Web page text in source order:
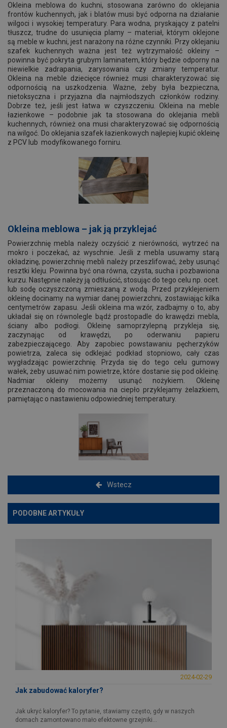
Okleina meblowa do kuchni, stosowana zarówno do oklejania
frontów kuchennych, jak i blatów musi być odporna na działanie
wilgoci i wysokiej temperatury. Para wodna, pryskający z patelni
tłuszcz, trudne do usunięcia plamy – materiał, którym oklejone
są meble w kuchni, jest narażony na różne czynniki. Przy oklejaniu
szafek kuchennych ważna jest też wytrzymałość okleiny –
powinna być pokryta grubym laminatem, który będzie odporny na
niewielkie zadrapania, zarysowania czy zmiany temperatur.
Okleina na meble dziecięce również musi charakteryzować się
odpornością na uszkodzenia. Ważne, żeby była bezpieczna,
nietoksyczna i przyjazna dla najmłodszych członków rodziny.
Dobrze też, jeśli jest łatwa w czyszczeniu. Okleina na meble
łazienkowe – podobnie jak ta stosowana do oklejania mebli
kuchennych, również ona musi charakteryzować się odpornością
na wilgoć. Do oklejania szafek łazienkowych najlepiej kupić okleinę
z PCV lub modyfikowanego forniru.
Okleina meblowa – jak ją przyklejać
Powierzchnię mebla należy oczyścić z nierówności, wytrzeć na
mokro i poczekać, aż wyschnie. Jeśli z mebla usuwamy starą
okładzinę, powierzchnię mebli należy przeszlifować, żeby usunąć
resztki kleju. Powinna być ona równa, czysta, sucha i pozbawiona
kurzu. Następnie należy ją odtłuścić, stosując do tego celu np. ocet.
lub sodę oczyszczoną zmieszaną z wodą. Przed przyklejeniem
okleinę docinamy na wymiar danej powierzchni, zostawiając kilka
centymetrów zapasu. Jeśli okleina ma wzór, zadbajmy o to, aby
układał się on równolegle bądź prostopadle do krawędzi mebla,
ściany albo podłogi. Okleinę samoprzylepną przykleja się,
zaczynając od krawędzi, po oderwaniu papieru
zabezpieczającego. Aby zapobiec powstawaniu pęcherzyków
powietrza, zaleca się odklejać podkład stopniowo, cały czas
wygładzając powierzchnię. Przyda się do tego celu gumowy
wałek, żeby usuwać nim powietrze, które dostanie się pod okleinę.
Nadmiar okleiny możemy usunąć nożykiem. Okleinę
przeznaczoną do mocowania na ciepło przyklejamy żelazkiem,
pamiętając o nastawieniu odpowiedniej temperatury.
Wstecz
PODOBNE ARTYKUŁY
2024-02-29
Jak zabudować kaloryfer?
Jak ukryć kaloryfer? To pytanie, stawiamy często, gdy w naszych
domach zamontowano mało efektowne grzejniki...